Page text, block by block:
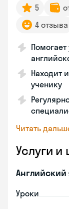
5
4 отзыва
Находит
ученику
Читать
Услуги и
Английский
Уроки